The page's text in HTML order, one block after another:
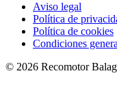
Aviso legal
Política de
Política de cookies
Condiciones
© 2026 Recomotor